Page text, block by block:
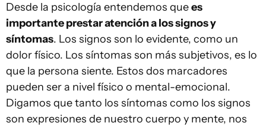
Desde la psicología entendemos quees
importante prestar atención a los signos y
síntomas. Los signos son lo evidente, como un
dolor físico. Los síntomas son más subjetivos, es lo
que la persona siente. Estos dos marcadores
pueden ser a nivel físico o mental-emocional.
Digamos que tanto los síntomas como los signos
son expresiones de nuestro cuerpo y mente, nos